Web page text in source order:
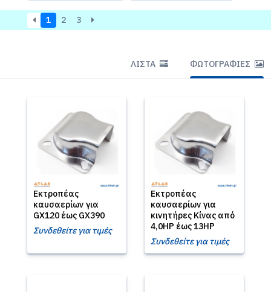
1 2 3
ΛΊΣΤΑ ΦΩΤΟΓΡΑΦΊΕΣ
Εκτροπέας
καυσαερίων για
GX120 έως GX390
Συνδεθείτε για τιμές
Εκτροπέας
καυσαερίων για
κινητήρες Κίνας από
4,0HP έως 13HP
Συνδεθείτε για τιμές